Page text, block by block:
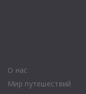
О нас
Мир путешествий